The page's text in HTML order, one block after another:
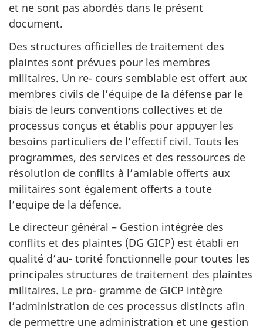
et ne sont pas abordés dans le présent
document.
Des structures officielles de traitement des
plaintes sont prévues pour les membres
militaires. Un re- cours semblable est offert aux
membres civils de l’équipe de la défense par le
biais de leurs conventions collectives et de
processus conçus et établis pour appuyer les
besoins particuliers de l’effectif civil. Touts les
programmes, des services et des ressources de
résolution de conflits à l’amiable offerts aux
militaires sont également offerts a toute
l’equipe de la défence.
Le directeur général – Gestion intégrée des
conflits et des plaintes (DG GICP) est établi en
qualité d’au- torité fonctionnelle pour toutes les
principales structures de traitement des plaintes
militaires. Le pro- gramme de GICP intègre
l’administration de ces processus distincts afin
de permettre une administration et une gestion